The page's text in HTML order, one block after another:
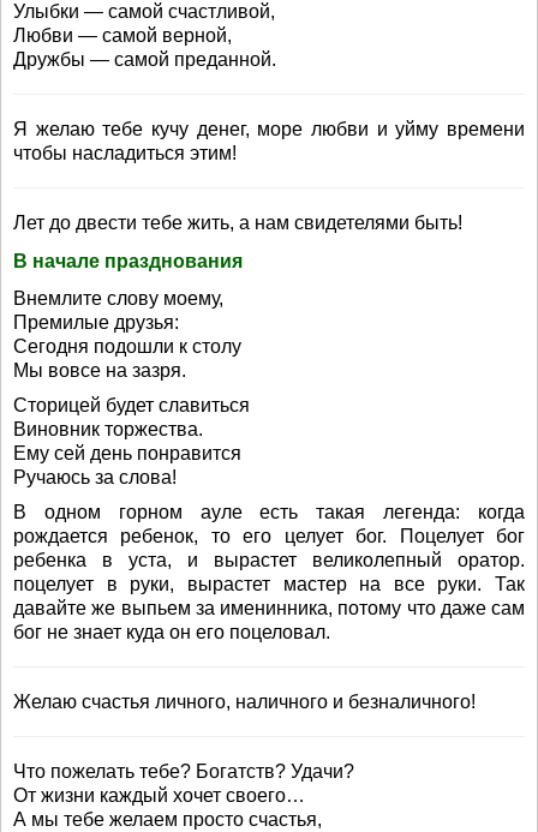
Улыбки — самой счастливой,
Любви — самой верной,
Дружбы — самой преданной.
Я желаю тебе кучу денег, море любви и уйму времени
чтобы насладиться этим!
Лет до двести тебе жить, а нам свидетелями быть!
В начале празднования
Внемлите слову моему,
Премилые друзья:
Сегодня подошли к столу
Мы вовсе на зазря.
Сторицей будет славиться
Виновник торжества.
Ему сей день понравится
Ручаюсь за слова!
B одном горном ауле есть такая легенда: когда
рождается ребенок, то его целует бог. Поцелует бог
ребенка в уста, и вырастет великолепный оратор.
поцелует в руки, вырастет мастер на все руки. Так
давайте же выпьем за именинника, потому что даже сам
бог не знает куда он его поцеловал.
Желаю счастья личного, наличного и безналичного!
Что пожелать тебе? Богатств? Удачи?
От жизни каждый хочет своего…
А мы тебе желаем просто счастья,